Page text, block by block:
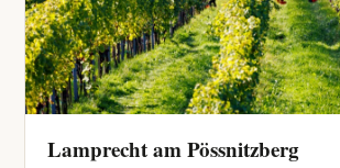
Lamprecht am Pössnitzberg